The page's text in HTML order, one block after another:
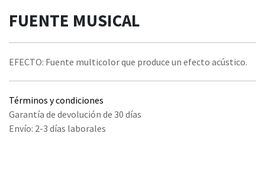
FUENTE MUSICAL
EFECTO: Fuente multicolor que produce un efecto acústico.
Términos y condiciones
Garantía de devolución de 30 días
Envío: 2-3 días laborales